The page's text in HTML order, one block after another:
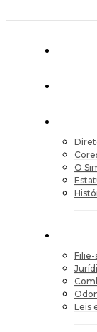
O
Filie-
Leis